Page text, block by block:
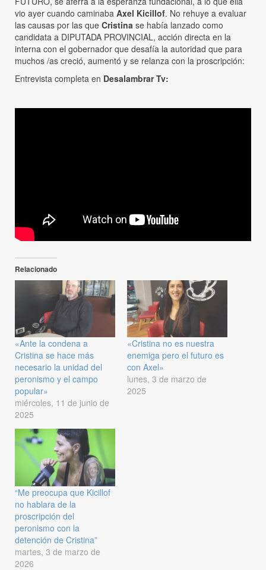
vio ayer cuando caminaba Axel Kicillof. No rehuye a evaluar
las causas por las que Cristina se había lanzado como
candidata a DIPUTADA PROVINCIAL, acción directa en la
interna con el gobernador que desafía la autoridad que para
muchos /as creció, aumentó y se relanza con la proscripción:
Entrevista completa en Desalambrar Tv:
Relacionado
«Ante la condena a
Cristina se hace más
necesario la unidad del
peronismo y el campo
popular»
miércoles, 11 de junio de
2025
«Cristina no es nuestra
enemiga pero el futuro es
con Axel»
lunes, 3 de marzo de
2025
“Me preocupa que Kicillof
no hablara de la
proscripción del
peronismo con la
detención de Cristina”
martes, 3 de marzo de
2026